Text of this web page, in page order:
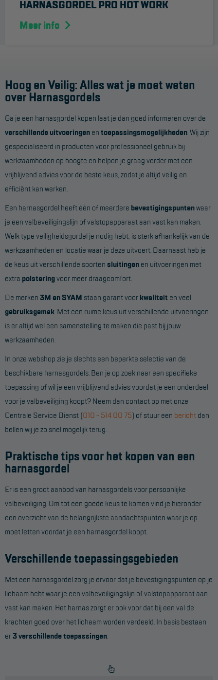
HARNASGORDEL PRO HOT WORK
Meer info
Hoog en Veilig: Alles wat je moet weten
over Harnasgordels
Ga je een harnasgordel kopen laat je dan goed informeren over de
verschillende uitvoeringen en toepassingsmogelijkheden. Wij zijn
gespecialiseerd in producten voor professioneel gebruik bij
werkzaamheden op hoogte en helpen je graag verder met een
vrijblijvend advies voor de beste keus, zodat je altijd veilig en
efficiënt kan werken.
Een harnasgordel heeft één of meerdere bevestigingspuntenwaar
je een valbeveiligingslijn of valstopapparaat aan vast kan maken.
Welk type veiligheidsgordel je nodig hebt, is sterk afhankelijk van de
werkzaamheden en locatie waar je deze uitvoert. Daarnaast heb je
de keus uit verschillende soorten sluitingen en uitvoeringen met
extra polsteringvoor meer draagcomfort.
De merken 3M enSYAM staan garant voor kwaliteit en veel
gebruiksgemak. Met een ruime keus uit verschillende uitvoeringen
is er altijd wel een samenstelling te maken die past bij jouw
werkzaamheden.
In onze webshop zie je slechts een beperkte selectie van de
beschikbare harnasgordels. Ben je op zoek naar een specifieke
toepassing of wil je een vrijblijvend advies voordat je een onderdeel
voor je valbeveiliging koopt? Neem dan contact op met onze
Centrale Service Dienst (010 - 514 00 75) of stuur een bericht dan
bellen wij je zo snel mogelijk terug.
Praktische tips voor het kopen van een
harnasgordel
Er is een groot aanbod van harnasgordels voor persoonlijke
valbeveiliging. Om tot een goede keus te komen vind je hieronder
een overzicht van de belangrijkste aandachtspunten waar je op
moet letten voordat je een harnasgordel koopt.
Verschillende toepassingsgebieden
Met een harnasgordel zorg je ervoor dat je bevestigingspunten op je
lichaam hebt waar je een valbeveiligingslijn of valstopapparaat aan
vast kan maken. Het harnas zorgt er ook voor dat bij een val de
krachten goed over het lichaam worden verdeeld. In basis bestaan
er3 verschillende toepassingen: